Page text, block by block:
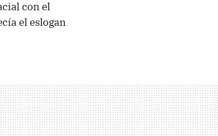
con el
el eslogan